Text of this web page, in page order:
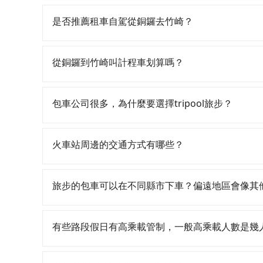
21:58，苗栗-嘉義一天最多僅16班次，如果行程
鐘出站、等待車站前排班的計程車，搭上小黃後
加上轉車時間共2小時26分鐘，假設2位同行，高
縱使幸運攔到一輛小黃了，苗栗縣少部分小黃司
全程使用tripool並到府專車接送，則每人平均花
是獨自一人乘車，也可參考tripool的拼車共乘服務
是否推薦租車自駕從銅鑼去竹崎？
天就要來回，那在苗栗路邊可隨租隨借的iRent應
額外的汽車保險與可能的罰單都需自付。再者，
Vios這類乘坐體驗較差的車款，如果人數超過四
像在開樂透一樣。另外，偶爾也會遇到明明已經
偏找不到停車位，對於急著用車或者要載其他乘
行李時，就顯得非常不便。
從銅鑼到竹崎叫計程車划算嗎？
元間，但如改預約tripool可省高達$1,500。但如
法計程車約380輛，計程車密度為雙北的0.5%，
栗縣有些計程車司機不按錶計費，約有34%會採
上，無論在價格或服務品質上，tripool都是你從銅
包車公司很多，為什麼要選擇tripool旅步？
途安全無憂，我們的司機都是專業且可靠的職業
值得信任的不二選擇！
火車站周邊的交通方式有哪些？
相對便宜經濟。 計程車：乘坐計程車到達或離開
旅步的包車可以在不同縣市下車？偏遠地區會像其
用，不會像其他業者那樣收取額外費用。但如果
有些路段假日有高乘載管制，一般高乘載人數是幾